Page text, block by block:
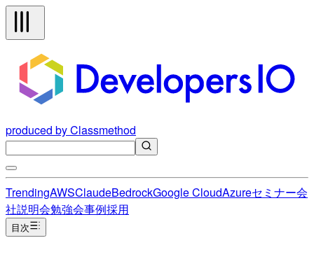
produced by Classmethod
TrendingAWSClaudeBedrockGoogle CloudAzureセミナー会
社説明会勉強会事例採用
目次